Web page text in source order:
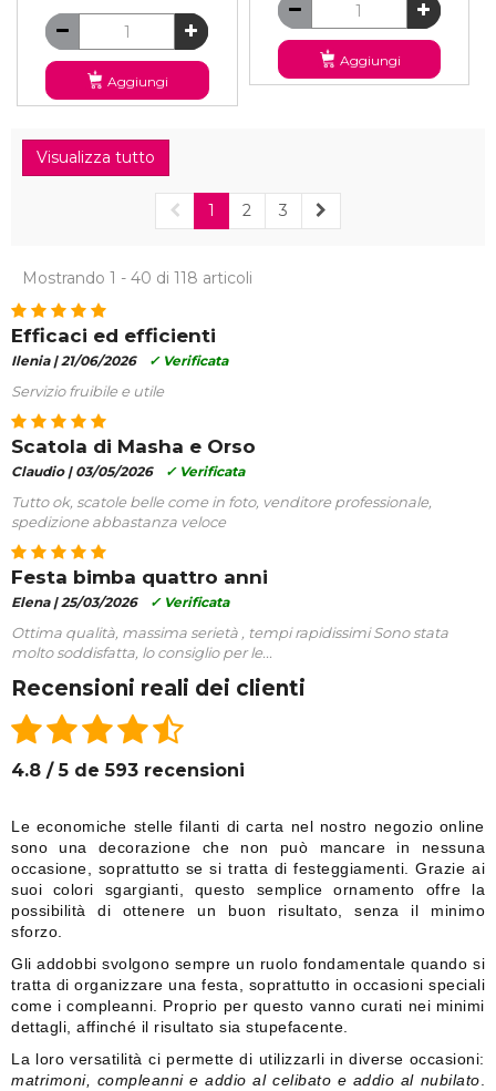
Aggiungi
Aggiungi
Visualizza tutto
1 2 3
Mostrando 1 - 40 di 118 articoli
Efficaci ed efficienti
Ilenia |21/06/2026 ✓ Verificata
Servizio fruibile e utile
Scatola di Masha e Orso
Claudio | 03/05/2026 ✓ Verificata
Tutto ok, scatole belle come in foto, venditore professionale,
spedizione abbastanza veloce
Festa bimba quattro anni
Elena |25/03/2026 ✓ Verificata
Ottima qualità, massima serietà , tempi rapidissimi Sono stata
molto soddisfatta, lo consiglio per le...
Recensioni reali dei clienti
4.8 / 5 de 593 recensioni
Le economiche stelle filanti di carta nel nostro negozio online
sono una decorazione che non può mancare in nessuna
occasione, soprattutto se si tratta di festeggiamenti. Grazie ai
suoi colori sgargianti, questo semplice ornamento offre la
possibilità di ottenere un buon risultato, senza il minimo
sforzo.
Gli addobbi svolgono sempre un ruolo fondamentale quando si
tratta di organizzare una festa, soprattutto in occasioni speciali
come i compleanni. Proprio per questo vanno curati nei minimi
dettagli, affinché il risultato sia stupefacente.
La loro versatilità ci permette di utilizzarli in diverse occasioni:
matrimoni, compleanni e addio al celibato e addio al nubilato.